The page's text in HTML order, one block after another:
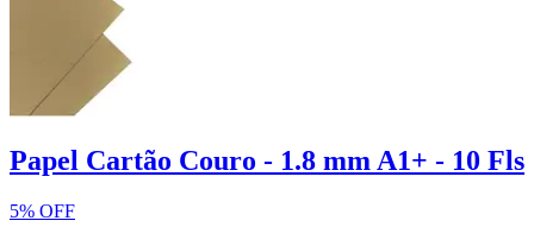
Papel Cartão Couro - 1.8 mm A1+ - 10 Fls
5% OFF